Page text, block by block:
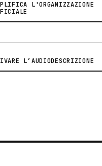
L'ORGANIZZAZIONE
L’AUDIODESCRIZIONE